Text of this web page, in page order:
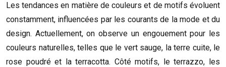
Les tendances en matière de couleurs et de motifs évoluent
constamment, influencées par les courants de la mode et du
design. Actuellement, on observe un engouement pour les
couleurs naturelles, telles que le vert sauge, la terre cuite, le
rose poudré et la terracotta. Côté motifs, le terrazzo, les